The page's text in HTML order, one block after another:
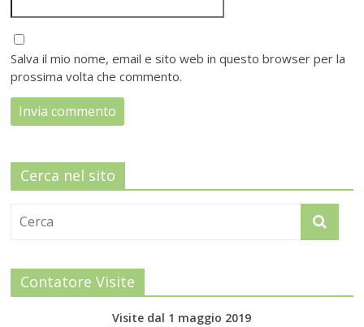
Salva il mio nome, email e sito web in questo browser per la
prossima volta che commento.
Cerca nel sito
Contatore Visite
Visite dal 1 maggio 2019